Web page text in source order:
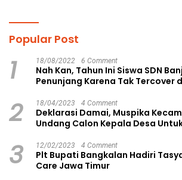
Popular Post
1 18/08/2022 6 Comment
Nah Kan, Tahun Ini Siswa SDN
Penunjang Karena Tak Tercover
2 18/04/2023 4 Comment
Deklarasi Damai, Muspika
Undang Calon Kepala Desa
3 12/02/2023 4 Comment
Plt Bupati Bangkalan Hadiri
Care Jawa Timur